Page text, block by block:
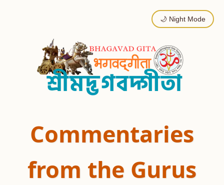
🌙 Night Mode
Commentaries
from the Gurus